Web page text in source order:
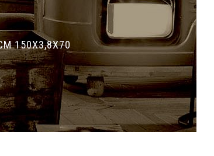
150X3,8X70